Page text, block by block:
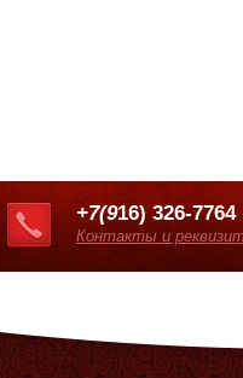
+7(916) 326-7764
Контакты и